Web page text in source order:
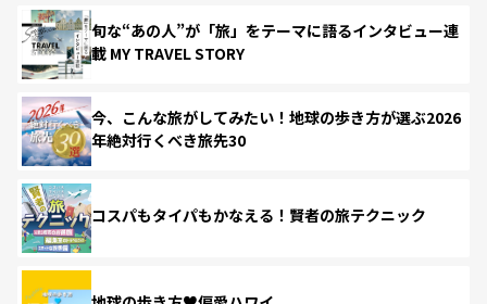
旬な“あの人”が「旅」をテーマに語るインタビュー連
載 MY TRAVEL STORY
今、こんな旅がしてみたい！地球の歩き方が選ぶ2026
年絶対行くべき旅先30
コスパもタイパもかなえる！賢者の旅テクニック